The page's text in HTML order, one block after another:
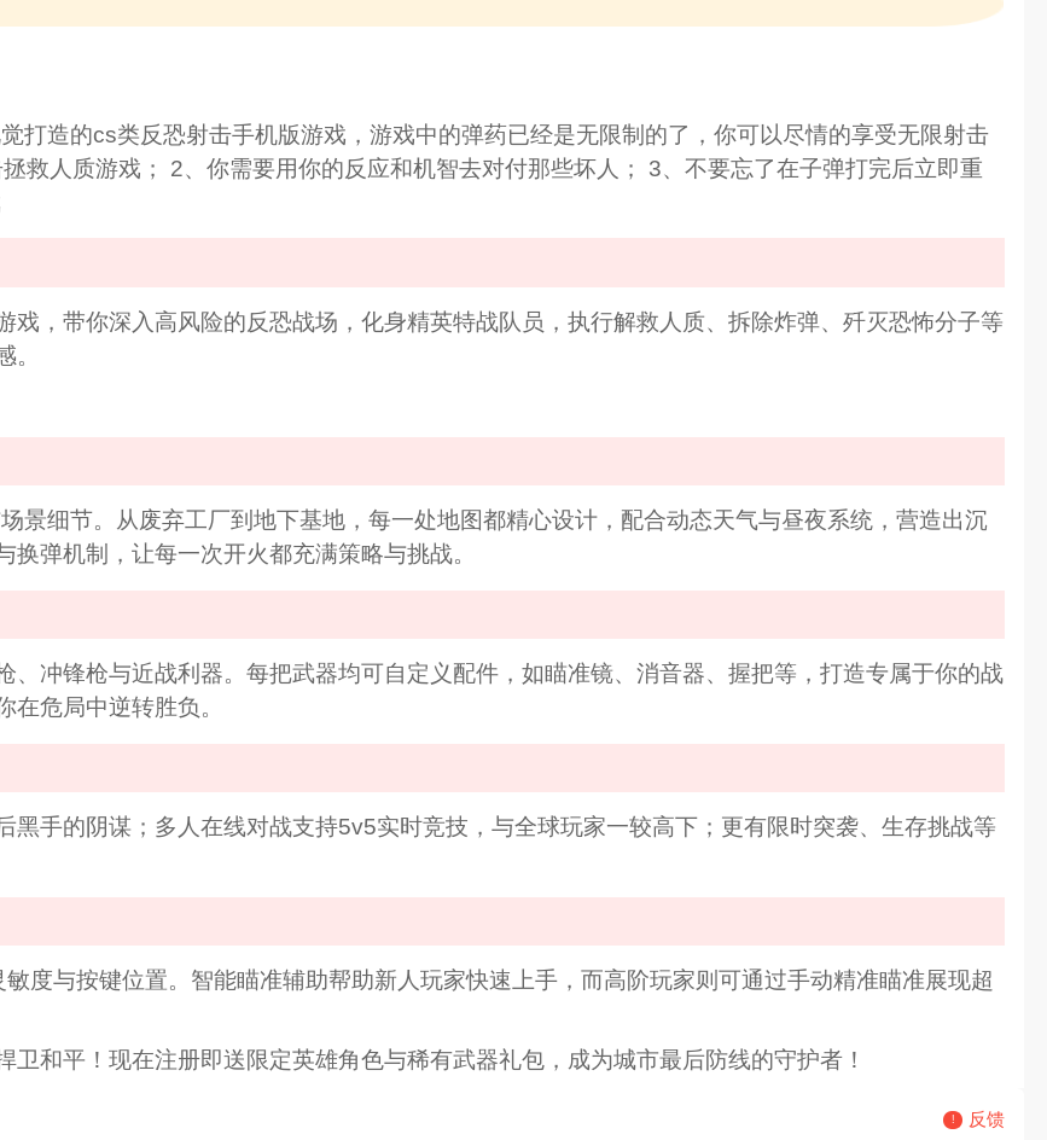
打造的cs类反恐射击手机版游戏，游戏中的弹药已经是无限制的了，你可以尽情的享受无限射击
救人质游戏； 2、你需要用你的反应和机智去对付那些坏人； 3、不要忘了在子弹打完后立即重
戏，带你深入高风险的反恐战场，化身精英特战队员，执行解救人质、拆除炸弹、歼灭恐怖分子等
景细节。从废弃工厂到地下基地，每一处地图都精心设计，配合动态天气与昼夜系统，营造出沉
弹机制，让每一次开火都充满策略与挑战。
冲锋枪与近战利器。每把武器均可自定义配件，如瞄准镜、消音器、握把等，打造专属于你的战
危局中逆转胜负。
手的阴谋；多人在线对战支持5v5实时竞技，与全球玩家一较高下；更有限时突袭、生存挑战等
度与按键位置。智能瞄准辅助帮助新人玩家快速上手，而高阶玩家则可通过手动精准瞄准展现超
和平！现在注册即送限定英雄角色与稀有武器礼包，成为城市最后防线的守护者！
反馈